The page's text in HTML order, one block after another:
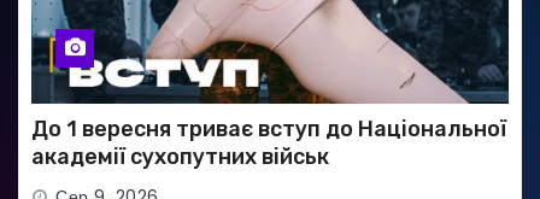
До 1 вересня триває вступ до Національної
академії сухопутних військ